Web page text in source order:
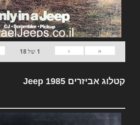
«
‹
1 של18
קטלוג אביזרים Jeep 1985